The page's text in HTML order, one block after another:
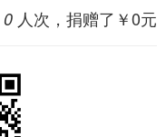
0 人次，捐赠了￥0元